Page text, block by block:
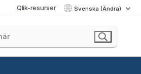
Qlik-resurser Svenska (Ändra)